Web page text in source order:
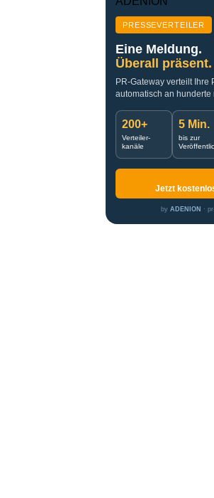
PRESSEVERTEILER
Eine Meldung.
Überall präsent.
PR-Gateway verteilt Ihre
automatisch an
200+
Verteiler-
kanäle
5 Min.
bis zur
Jetzt
by ADENION ·